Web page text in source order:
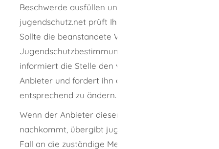
Beschwerde ausfüllen und abschicken.
jugendschutz.net prüft Ihre Beschwerde.
Sollte die beanstandete Webseite gegen
Jugendschutzbestimmungen verstoßen,
informiert die Stelle den verantwortlichen
Anbieter und fordert ihn auf, die Inhalte
entsprechend zu ändern.
Wenn der Anbieter dieser Aufforderung nicht
nachkommt, übergibt jugendschutz.net den
Fall an die zuständige Medienaufsicht, die